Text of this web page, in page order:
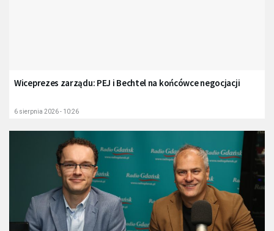
Wiceprezes zarządu: PEJ i Bechtel na końcówce negocjacji
6 sierpnia 2026 - 10:26